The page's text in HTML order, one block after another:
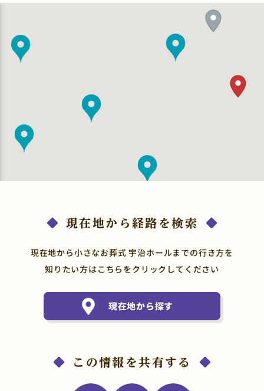
現在地から経路を検索
現在地から小さなお葬式 宇治ホールまでの行き方を
知りたい方はこちらをクリックしてください
現在地から探す
この情報を共有する